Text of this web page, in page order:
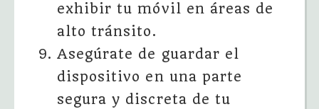
exhibir tu móvil en áreas de
alto tránsito.
Asegúrate de guardar el
dispositivo en una parte
segura y discreta de tu